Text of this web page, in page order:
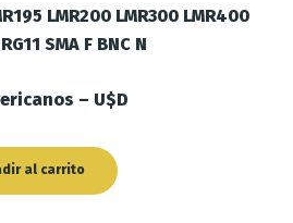
LMR200 LMR300 LMR400
SMA F BNC N
– U$D
al carrito